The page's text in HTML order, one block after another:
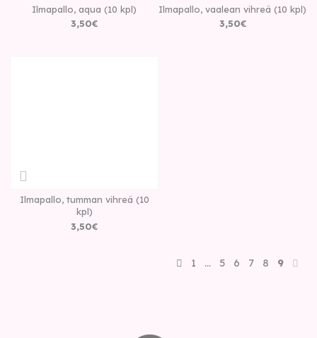
Ilmapallo, aqua (10 kpl)
3,50€
Ilmapallo, vaalean vihreä (10 kpl)
3,50€
Ilmapallo, tumman vihreä (10
kpl)
3,50€
1 … 5 6 7 8 9